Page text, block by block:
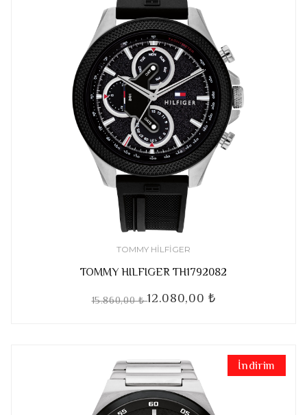
TOMMY HILFIGER
TOMMY HILFIGER TH1792082
15.860,00 ₺12.080,00 ₺
İndirim